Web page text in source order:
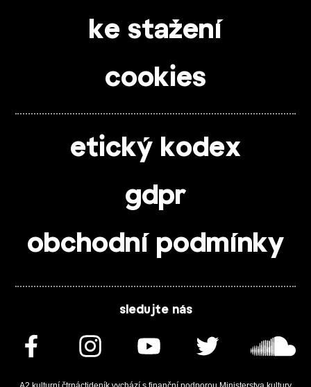
ke stažení
cookies
etický kodex
gdpr
obchodní podmínky
sledujte nás